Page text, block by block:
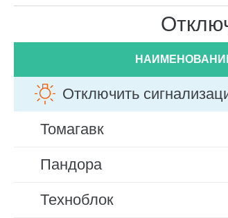
Отключить
Томагавк
Пандора
Техноблок